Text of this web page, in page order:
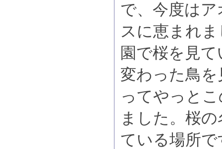
で、今度は
スに恵まれ
園で桜を見
変わった鳥
ってやっと
ました。桜
ている場所